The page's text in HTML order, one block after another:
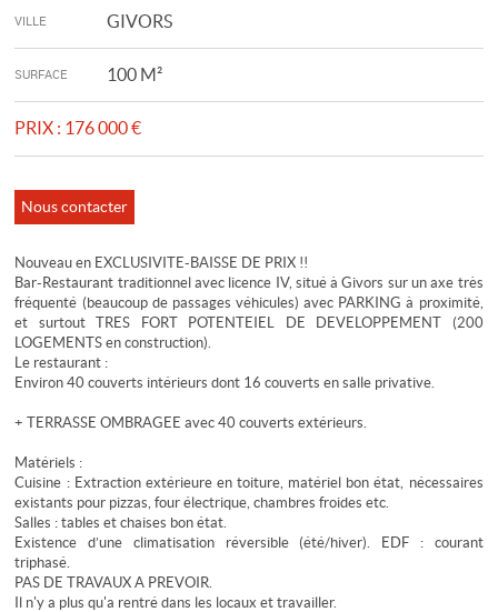
VILLE GIVORS
SURFACE 100 M²
PRIX : 176 000 €
Nous contacter
Nouveau en EXCLUSIVITE-BAISSE DE PRIX !!
Bar-Restaurant traditionnel avec licence IV, situé à Givors sur un axe très
fréquenté (beaucoup de passages véhicules) avec PARKING à proximité,
et surtout TRES FORT POTENTEIEL DE DEVELOPPEMENT (200
LOGEMENTS en construction).
Le restaurant :
Environ 40 couverts intérieurs dont 16 couverts en salle privative.
+ TERRASSE OMBRAGEE avec 40 couverts extérieurs.
Matériels :
Cuisine : Extraction extérieure en toiture, matériel bon état, nécessaires
existants pour pizzas, four électrique, chambres froides etc.
Salles : tables et chaises bon état.
Existence d’une climatisation réversible (été/hiver). EDF : courant
triphasé.
PAS DE TRAVAUX A PREVOIR.
Il n'y a plus qu'a rentré dans les locaux et travailler.